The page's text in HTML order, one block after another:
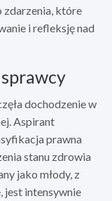
zdarzenia, które
i refleksję nad
dochodzenie w
Aspirant
prawna
stanu zdrowia
jako młody, z
jest intensywnie